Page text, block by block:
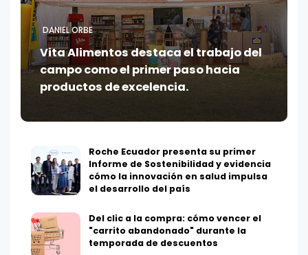
DANIEL ORBE
Vita Alimentos destaca el trabajo del
campo como el primer paso hacia
productos de excelencia.
Roche Ecuador presenta su primer
Informe de Sostenibilidad y evidencia
cómo la innovación en salud impulsa
el desarrollo del país
Del clic a la compra: cómo vencer el
"carrito abandonado" durante la
temporada de descuentos